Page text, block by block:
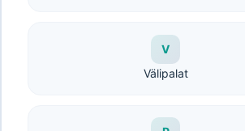
V
Välipalat